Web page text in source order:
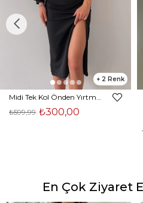
2
Midi Tek Kol Önden Yırtmaçlı Akira Kadın Siyah Elbise 22K000228
₺300,00
₺599,99
En Çok Ziyaret